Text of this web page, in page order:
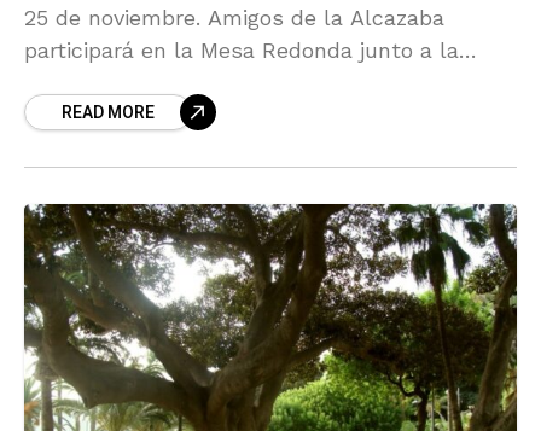
25 de noviembre. Amigos de la Alcazaba
participará en la Mesa Redonda junto a la
Madrid. Ciudadanía y Patrimonio.
READ MORE